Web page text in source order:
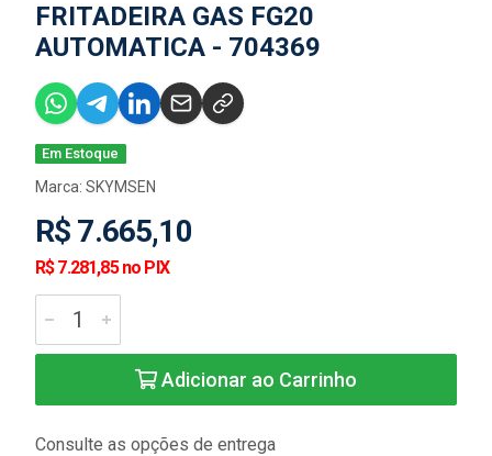
FRITADEIRA GAS FG20
AUTOMATICA - 704369
Em Estoque
Marca: SKYMSEN
R$ 7.665,10
R$ 7.281,85 no PIX
Adicionar ao Carrinho
Consulte as opções de entrega